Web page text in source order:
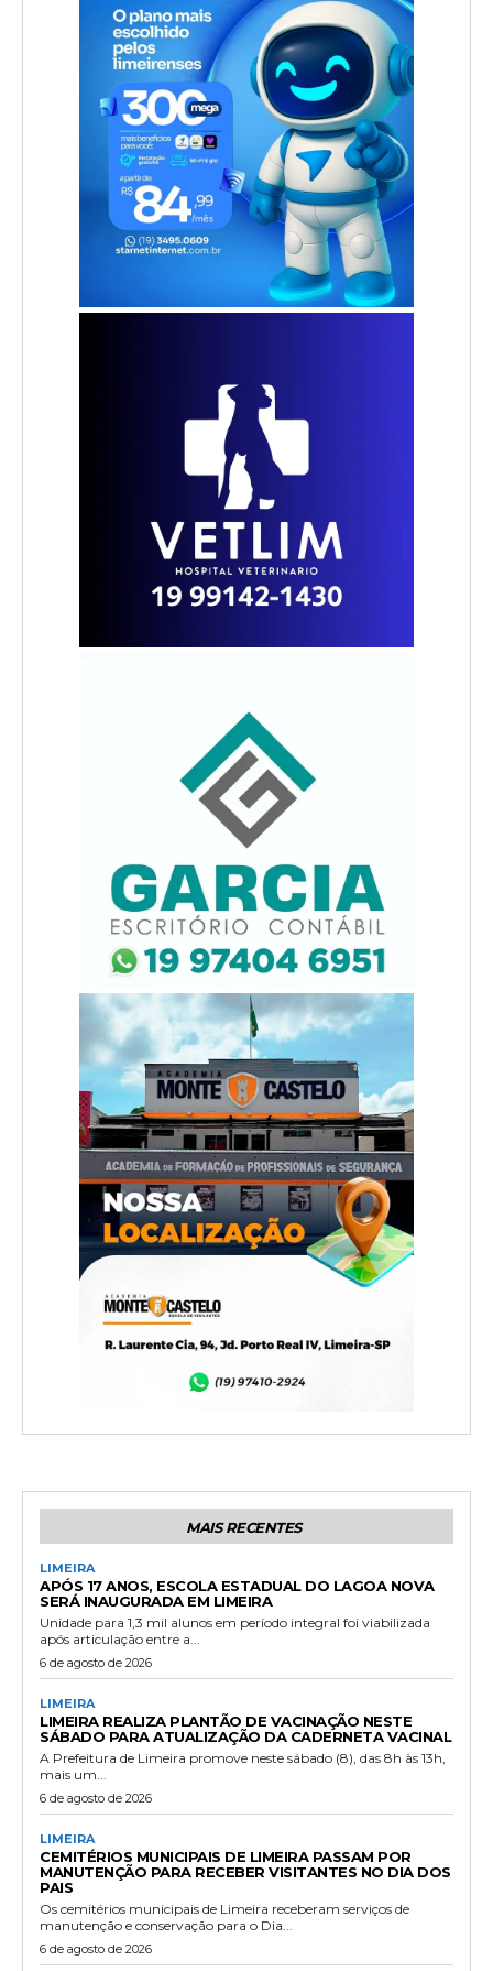
MAIS RECENTES
LIMEIRA
APÓS 17 ANOS, ESCOLA ESTADUAL DO LAGOA NOVA
SERÁ INAUGURADA EM LIMEIRA
Unidade para 1,3 mil alunos em período integral foi viabilizada
após articulação entre a...
6 de agosto de 2026
LIMEIRA
LIMEIRA REALIZA PLANTÃO DE VACINAÇÃO NESTE
SÁBADO PARA ATUALIZAÇÃO DA CADERNETA VACINAL
A Prefeitura de Limeira promove neste sábado (8), das 8h às 13h,
mais um...
6 de agosto de 2026
LIMEIRA
CEMITÉRIOS MUNICIPAIS DE LIMEIRA PASSAM POR
MANUTENÇÃO PARA RECEBER VISITANTES NO DIA DOS
PAIS
Os cemitérios municipais de Limeira receberam serviços de
manutenção e conservação para o Dia...
6 de agosto de 2026